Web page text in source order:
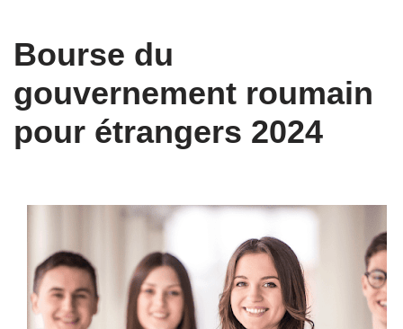
Bourse du
gouvernement roumain
pour étrangers 2024